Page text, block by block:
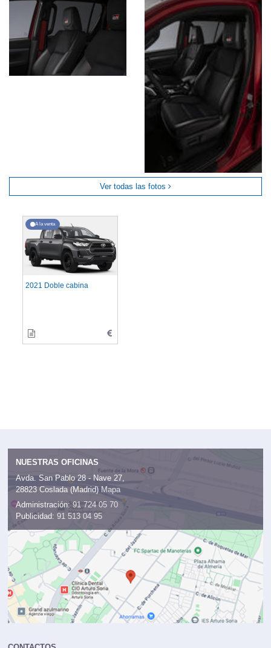
Ver todas las fotos
A la venta
2021 Doble cabina
NUESTRAS OFICINAS
Avda. San Pablo 28 - Nave 27,
28823 Coslada (Madrid) Mapa
Administración: 91 724 05 70
Publicidad: 91 513 04 95